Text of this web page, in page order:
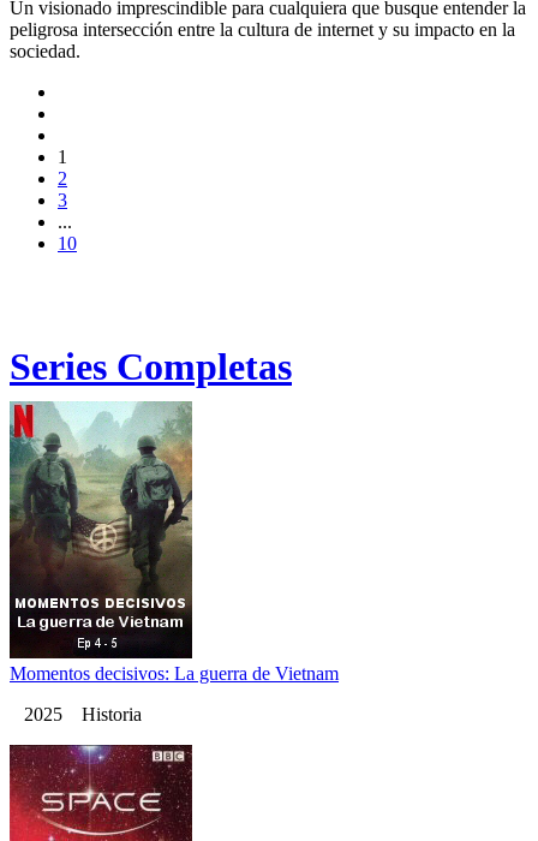
Un visionado imprescindible para cualquiera que busque entender la
peligrosa intersección entre la cultura de internet y su impacto en la
sociedad.
1
2
3
...
10
Series Completas
Momentos decisivos: La guerra de Vietnam
2025 Historia